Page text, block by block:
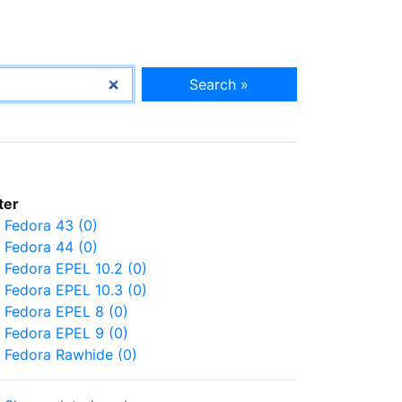
Search »
Fedora 43 (0)
Fedora 44 (0)
Fedora EPEL 10.2 (0)
Fedora EPEL 10.3 (0)
Fedora EPEL 8 (0)
Fedora EPEL 9 (0)
Fedora Rawhide (0)